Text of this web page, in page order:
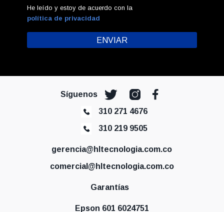
He leído y estoy de acuerdo con la
política de privacidad
Síguenos
310 271 4676
310 219 9505
gerencia@hltecnologia.com.co
comercial@hltecnologia.com.co
Garantías
Epson 601 6024751